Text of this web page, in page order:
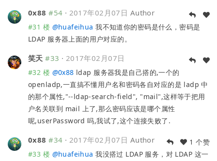
0x88 #54 · 2017年02月07日 Author
#31 楼 @huafeihua 我不知道你的密码是什么，密码是
LDAP 服务器上面的用户对应的。
笑天 #33 · 2017年02月07日
#32 楼 @0x88 ldap 服务器我是自己搭的,一个的
openladp,一直搞不懂用户名和密码各自对应的是 ladp 中
的那个属性,"--ldap-search-field", "mail",这样等于把用
户名关联到 mail 上了,那么密码应该是哪个属性
呢,userPassword 吗,我试了,这个连接失败了.
0x88 #34 · 2017年02月07日 Author
1 个赞
#33 楼 @huafeihua 我没搭过 LDAP 服务，对 LDAP 这一